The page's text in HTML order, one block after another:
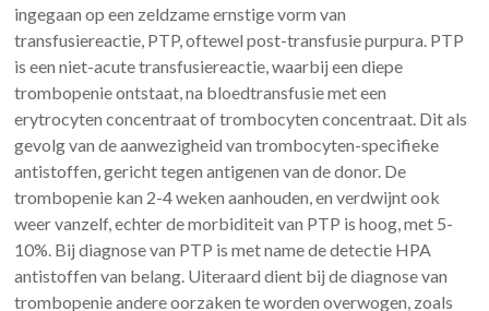
ingegaan op een zeldzame ernstige vorm van
transfusiereactie, PTP, oftewel post-transfusie purpura. PTP
is een niet-acute transfusiereactie, waarbij een diepe
trombopenie ontstaat, na bloedtransfusie met een
erytrocyten concentraat of trombocyten concentraat. Dit als
gevolg van de aanwezigheid van trombocyten-specifieke
antistoffen, gericht tegen antigenen van de donor. De
trombopenie kan 2-4 weken aanhouden, en verdwijnt ook
weer vanzelf, echter de morbiditeit van PTP is hoog, met 5-
10%. Bij diagnose van PTP is met name de detectie HPA
antistoffen van belang. Uiteraard dient bij de diagnose van
trombopenie andere oorzaken te worden overwogen, zoals